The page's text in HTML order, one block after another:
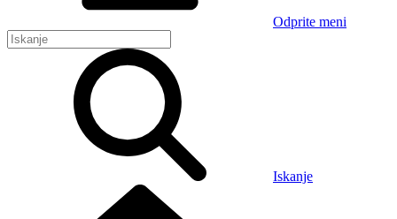
Odprite meni
Iskanje